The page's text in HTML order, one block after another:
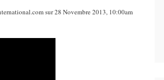
sur 28 Novembre 2013, 10:00am